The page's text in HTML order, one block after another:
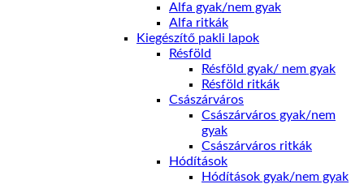
Alfa gyak/nem gyak
Alfa ritkák
Kiegészítő pakli lapok
Résföld
Résföld gyak/ nem gyak
Résföld ritkák
Császárváros
Császárváros gyak/nem
gyak
Császárváros ritkák
Hódítások
Hódítások gyak/nem gyak